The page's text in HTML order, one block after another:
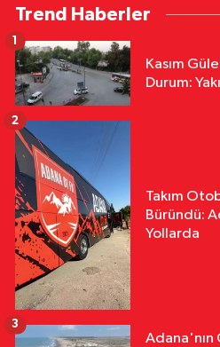
Trend Haberler
Kasım
Durum:
1
Takım
Büründü:
Yollarda
2
Adana'nın
3